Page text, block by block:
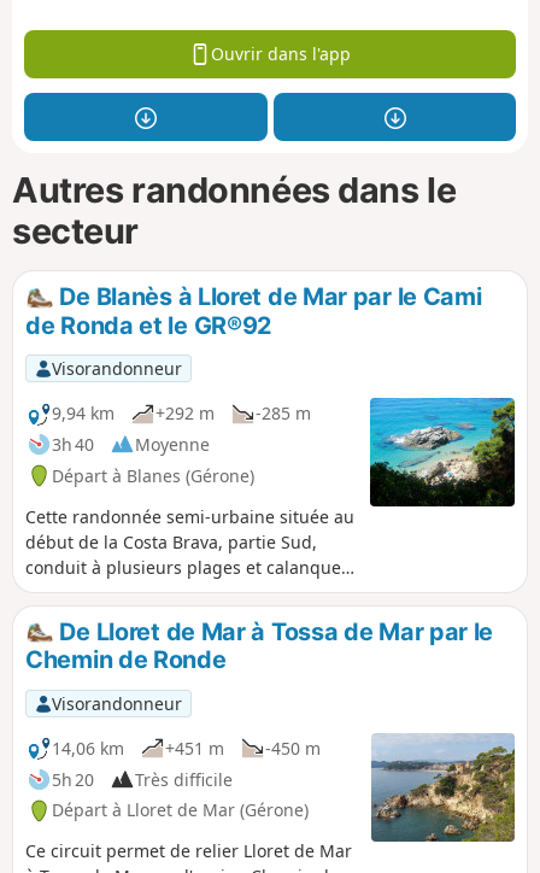
Ouvrir dans l'app
Autres randonnées dans le
secteur
De Blanès à Lloret de Mar par le Cami
de Ronda et le GR®92
Visorandonneur
9,94 km
+292 m
-285 m
3h 40
Moyenne
Départ à Blanes (Gérone)
Cette randonnée semi-urbaine située au
début de la Costa Brava, partie Sud,
conduit à plusieurs plages et calanques
magnifiques situées dans le secteur
entre Blanès et Lloret de Mar. Une partie
non négligeable s'effectue sur goudron
dans des zones résidentielles, d'autant
plus qu'une partie du Cami de Ronda
original a été fermée pour raison de
sécurité. Mais cet inconvénient est
largement compensé par la découverte
de très nombreux belvédères et de
plages de toutes tailles offrant de
merveilleux lieux de baignade et de
De Lloret de Mar à Tossa de Mar par le
Chemin de Ronde
Visorandonneur
14,06 km
+451 m
-450 m
5h 20
Très difficile
Départ à Lloret de Mar (Gérone)
Ce circuit permet de relier Lloret de Mar